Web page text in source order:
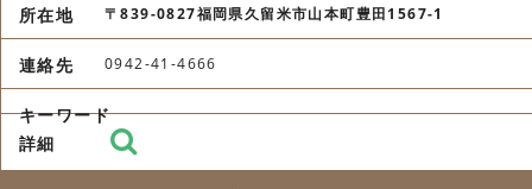
〒839-0827福岡県久留米市山本町豊田1567-1
0942-41-4666